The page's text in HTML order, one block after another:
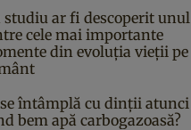
studiu ar fi descoperit unul
cele mai importante
din evoluția vieții pe
se întâmplă cu dinții atunci
bem apă carbogazoasă?